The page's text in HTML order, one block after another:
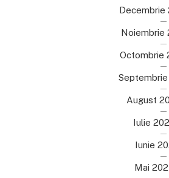
Decembrie
Noiembrie
Octombrie
August
Iulie
Iunie
Mai